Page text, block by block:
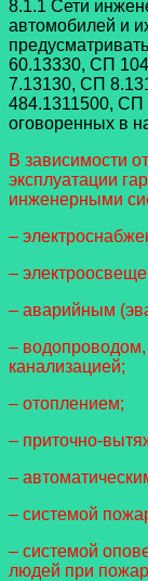
8.1.1 Сети
автомобилей и
60.13330, СП
7.13130, СП
484.1311500, СП
оговоренных в
В зависимости
эксплуатации
инженерными
–
–
– аварийным
–
канализацией;
– отоплением;
– приточно-
–
– системой
– системой
людей при